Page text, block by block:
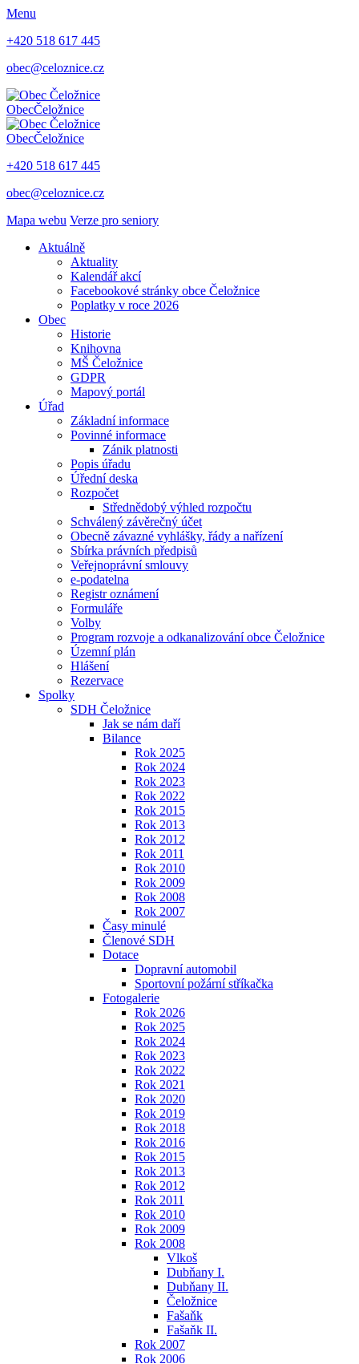
Menu
+420 518 617 445
obec@celoznice.cz
ObecČeložnice
ObecČeložnice
+420 518 617 445
obec@celoznice.cz
Mapa webu Verze pro seniory
Aktuálně
Aktuality
Kalendář akcí
Facebookové stránky obce Čeložnice
Poplatky v roce 2026
Obec
Historie
Knihovna
MŠ Čeložnice
GDPR
Mapový portál
Úřad
Základní informace
Povinné informace
Zánik platnosti
Popis úřadu
Úřední deska
Rozpočet
Střednědobý výhled rozpočtu
Schválený závěrečný účet
Obecně závazné vyhlášky, řády a nařízení
Sbírka právních předpisů
Veřejnoprávní smlouvy
e-podatelna
Registr oznámení
Formuláře
Volby
Program rozvoje a odkanalizování obce Čeložnice
Územní plán
Hlášení
Rezervace
Spolky
SDH Čeložnice
Jak se nám daří
Bilance
Rok 2025
Rok 2024
Rok 2023
Rok 2022
Rok 2015
Rok 2013
Rok 2012
Rok 2011
Rok 2010
Rok 2009
Rok 2008
Rok 2007
Časy minulé
Členové SDH
Dotace
Dopravní automobil
Sportovní požární stříkačka
Fotogalerie
Rok 2026
Rok 2025
Rok 2024
Rok 2023
Rok 2022
Rok 2021
Rok 2020
Rok 2019
Rok 2018
Rok 2016
Rok 2015
Rok 2013
Rok 2012
Rok 2011
Rok 2010
Rok 2009
Rok 2008
Vlkoš
Dubňany I.
Dubňany II.
Čeložnice
Fašaňk
Fašaňk II.
Rok 2007
Rok 2006